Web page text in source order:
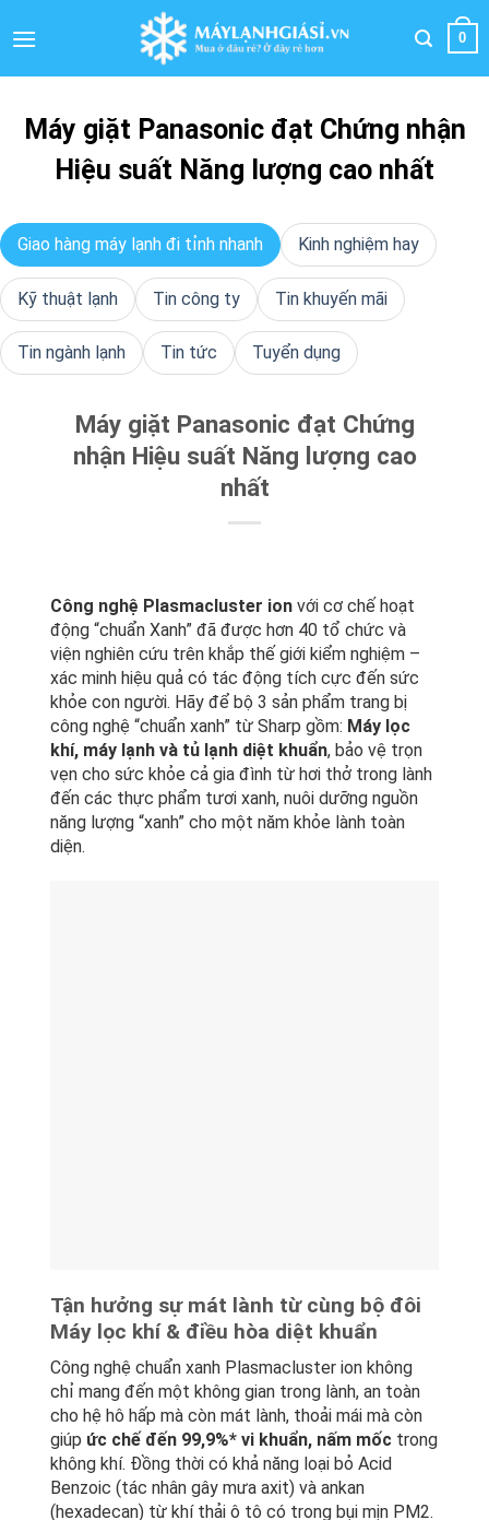
qua
dung
0
Máy giặt Panasonic đạt Chứng nhận
Hiệu suất Năng lượng cao nhất
Giao hàng máy lạnh đi tỉnh nhanh Kinh nghiệm hay
Kỹ thuật lạnh Tin công ty Tin khuyến mãi
Tin ngành lạnh Tin tức Tuyển dụng
Máy giặt Panasonic đạt Chứng
nhận Hiệu suất Năng lượng cao
nhất
Công nghệ Plasmacluster ion với cơ chế hoạt
động “chuẩn Xanh” đã được hơn 40 tổ chức và
viện nghiên cứu trên khắp thế giới kiểm nghiệm –
xác minh hiệu quả có tác động tích cực đến sức
khỏe con người. Hãy để bộ 3 sản phẩm trang bị
công nghệ “chuẩn xanh” từ Sharp gồm: Máy lọc
khí, máy lạnh và tủ lạnh diệt khuẩn, bảo vệ trọn
vẹn cho sức khỏe cả gia đình từ hơi thở trong lành
đến các thực phẩm tươi xanh, nuôi dưỡng nguồn
năng lượng “xanh” cho một năm khỏe lành toàn
diện.
Tận hưởng sự mát lành từ cùng bộ đôi
Máy lọc khí & điều hòa diệt khuẩn
Công nghệ chuẩn xanh Plasmacluster ion không
chỉ mang đến một không gian trong lành, an toàn
cho hệ hô hấp mà còn mát lành, thoải mái mà còn
giúp ức chế đến 99,9%* vi khuẩn, nấm mốc trong
không khí. Đồng thời có khả năng loại bỏ Acid
Benzoic (tác nhân gây mưa axit) và ankan
(hexadecan) từ khí thải ô tô có trong bụi mịn PM2.